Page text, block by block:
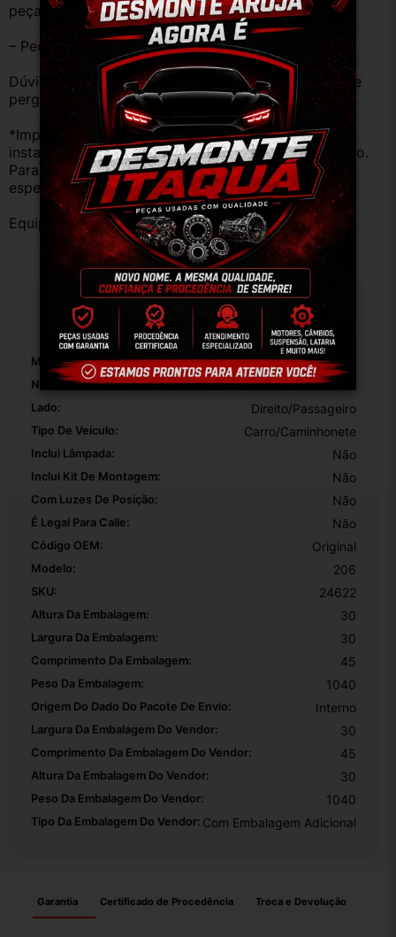
peças estão em BOM ESTADO e foram testadas.
– Peças são ORIGINAIS USADAS.
Dúvidas sobre uso ou aplicação, utilizar o campo de
perguntas;
*Importante: Não nos responsabilizamos por
instalações inadequadas ou uso indevido do produto.
Para evitar problemas, consulte um profissional
especializado.
Equipe DESMONTE ARUJÁ.
Especificações
Marca: PEUGEOT
Número De Peça:
Lado: Direito/Passageiro
Tipo De Veículo: Carro/Caminhonete
Inclui Lâmpada: Não
Inclui Kit De Montagem: Não
Com Luzes De Posição: Não
É Legal Para Calle: Não
Código OEM: Original
Modelo: 206
SKU: 24622
Altura Da Embalagem: 30
Largura Da Embalagem: 30
Comprimento Da Embalagem: 45
Peso Da Embalagem: 1040
Origem Do Dado Do Pacote De Envio: Interno
Largura Da Embalagem Do Vendor: 30
Comprimento Da Embalagem Do Vendor: 45
Altura Da Embalagem Do Vendor: 30
Peso Da Embalagem Do Vendor: 1040
Tipo Da Embalagem Do Vendor: Com Embalagem Adicional
Garantia Certificado de Procedência Troca e Devolução